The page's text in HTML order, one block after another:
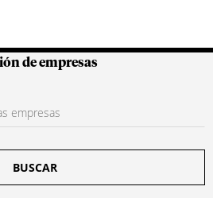
Colombianas
de empresas
BUSCAR